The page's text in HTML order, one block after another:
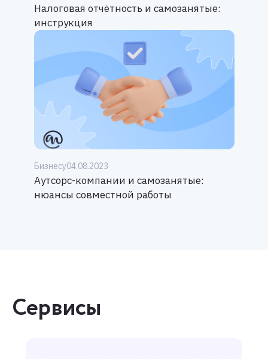
Налоговая отчётность и самозанятые:
инструкция
Бизнесу04.08.2023
Аутсорс-компании и самозанятые:
нюансы совместной работы
Сервисы